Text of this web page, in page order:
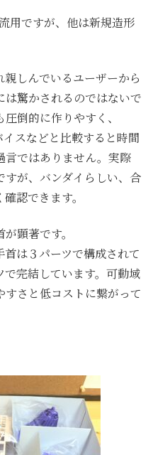
用ですが、他は新規造形
しんでいるユーザーから
驚かされるのではないで
倒的に作りやすく、
スなどと比較すると時間
言ではありません。実際
すが、バンダイらしい、合
認できます。
顕著です。
は３パーツで構成されて
完結しています。可動域
さと低コストに繋がって